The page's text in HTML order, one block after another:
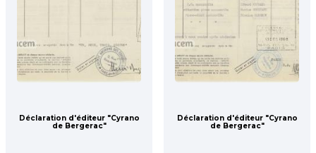
Déclaration d'éditeur "Cyrano
de Bergerac"
Déclaration d'éditeur "Cyrano
de Bergerac"